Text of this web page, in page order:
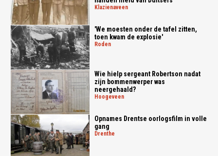
klazienaveen
'We moesten onder de tafel zitten,
toen kwam de explosie'
roden
Wie hielp sergeant Robertson nadat
zijn bommenwerper was
neergehaald?
hoogeveen
Opnames Drentse oorlogsfilm in volle
gang
drenthe